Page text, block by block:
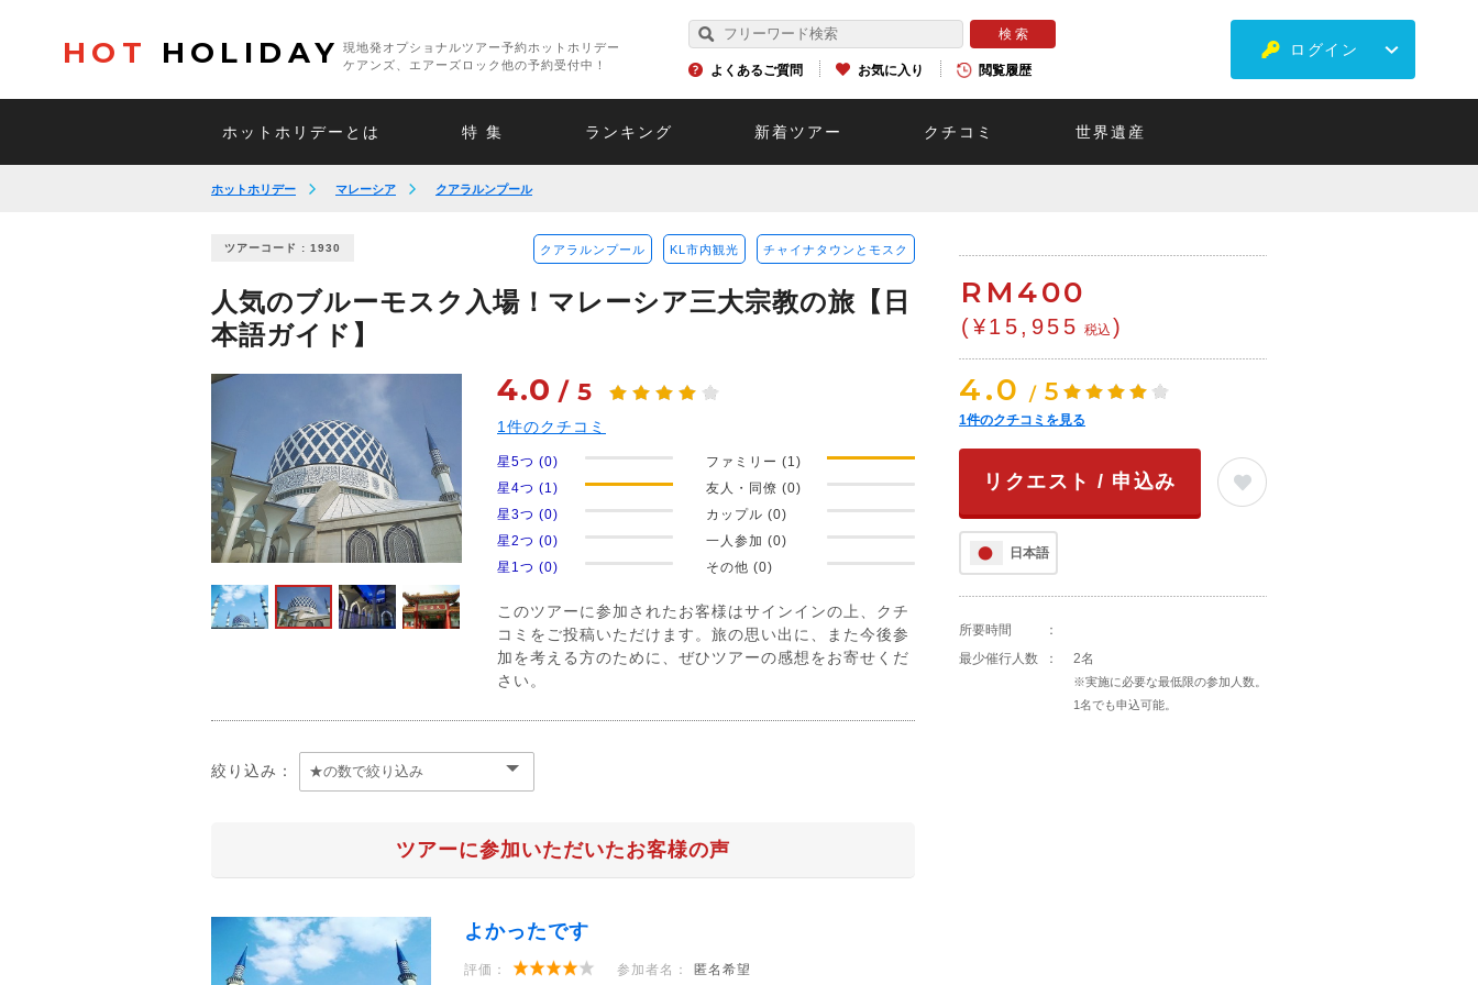
HOT HOLIDAY
現地発オプショナルツアー予約ホットホリデー
ケアンズ、エアーズロック他の予約受付中！
よくあるご質問 お気に入り 閲覧履歴
ログイン
ホットホリデーとは 特 集 ランキング 新着ツアー クチコミ 世界遺産
ホットホリデー マレーシア クアラルンプール
ツアーコード : 1930 クアラルンプール KL市内観光 チャイナタウンとモスク
人気のブルーモスク入場！マレーシア三大宗教の旅【日
本語ガイド】
4.0 / 5
1件のクチコミ
星5つ (0)
星4つ (1)
星3つ (0)
星2つ (0)
星1つ (0)
ファミリー (1)
友人・同僚 (0)
カップル (0)
一人参加 (0)
その他 (0)
このツアーに参加されたお客様はサインインの上、クチ
コミをご投稿いただけます。旅の思い出に、また今後参
加を考える方のために、ぜひツアーの感想をお寄せくだ
さい。
絞り込み：
ツアーに参加いただいたお客様の声
よかったです
評価： 参加者名： 匿名希望
RM 400
(¥15,955 税込 )
4.0 / 5
1件のクチコミを見る
リクエスト / 申込み
日本語
所要時間
：
最少催行人数
： 2名
※実施に必要な最低限の参加人数。
1名でも申込可能。